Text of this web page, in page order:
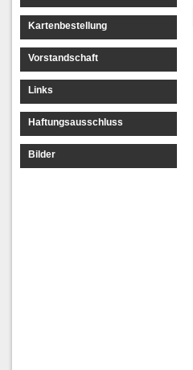
Kartenbestellung
Vorstandschaft
Links
Haftungsausschluss
Bilder